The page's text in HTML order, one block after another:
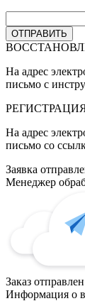
На адрес
письмо с
На адрес
письмо со
Заявка
Менеджер
Заказ отправлен
Информация о